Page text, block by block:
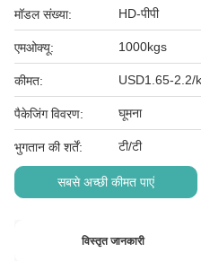
मॉडल संख्या: HD-पीपी
एमओक्यू: 1000kgs
कीमत: USD1.65-2.2/
पैकेजिंग विवरण: घूमना
भुगतान की शर्तें: टी/टी
सबसे अच्छी कीमत पाएं
विस्तृत जानकारी